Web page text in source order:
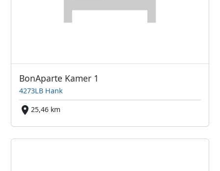
BonAparte Kamer 1
4273LB Hank
25,46 km